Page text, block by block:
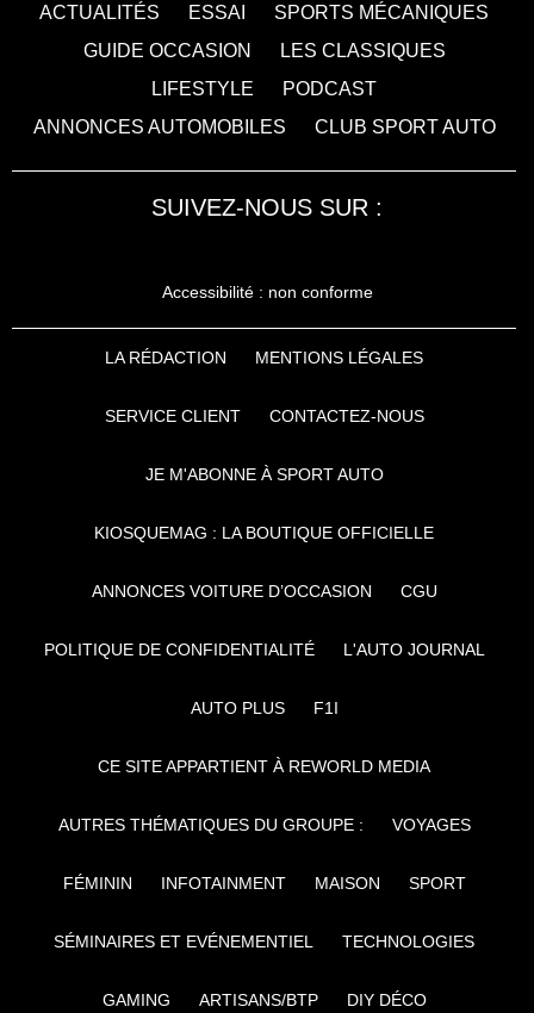
ACTUALITÉS ESSAI
SPORTS MÉCANIQUES
GUIDE OCCASION
LES CLASSIQUES
LIFESTYLE
PODCAST
ANNONCES AUTOMOBILES
CLUB SPORT AUTO
SUIVEZ-NOUS SUR :
Accessibilité : non conforme
LA RÉDACTION MENTIONS LÉGALES
SERVICE CLIENT CONTACTEZ-NOUS
JE M'ABONNE À SPORT AUTO
KIOSQUEMAG : LA BOUTIQUE OFFICIELLE
ANNONCES VOITURE D’OCCASION CGU
POLITIQUE DE CONFIDENTIALITÉ L'AUTO JOURNAL
AUTO PLUS F1I
CE SITE APPARTIENT À REWORLD MEDIA
AUTRES THÉMATIQUES DU GROUPE : VOYAGES
FÉMININ INFOTAINMENT MAISON SPORT
SÉMINAIRES ET EVÉNEMENTIEL TECHNOLOGIES
GAMING ARTISANS/BTP DIY DÉCO